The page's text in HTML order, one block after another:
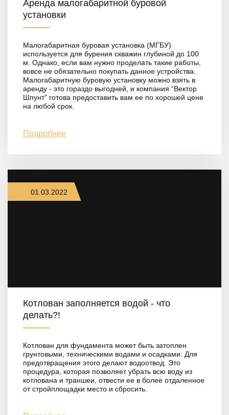
Аренда малогабаритной буровой
установки
Малогабаритная буровая установка (МГБУ)
используется для бурения скважин глубиной до 100
м. Однако, если вам нужно проделать такие работы,
вовсе не обязательно покупать данное устройства.
Малогабаритную буровую установку можно взять в
аренду - это гораздо выгодней, и компания “Вектор
Шпунт” готова предоставить вам ее по хорошей цене
на любой срок.
Подробнее
01.03.2022
Котлован заполняется водой - что
делать?!
Котлован для фундамента может быть затоплен
грунтовыми, техническими водами и осадками. Для
предотвращения этого делают водоотвод. Это
процедура, которая позволяет убрать всю воду из
котлована и траншеи, отвести ее в более отдаленное
от стройплощадки место и сбросить.